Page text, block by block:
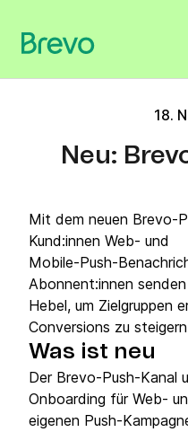
18.
Neu:
Mit dem neuen
Kund:innen Web‑ und
Abonnent:innen
Hebel, um Zielgruppen
Conversions zu
Was ist neu
Der
Onboarding für Web‑
eigenen